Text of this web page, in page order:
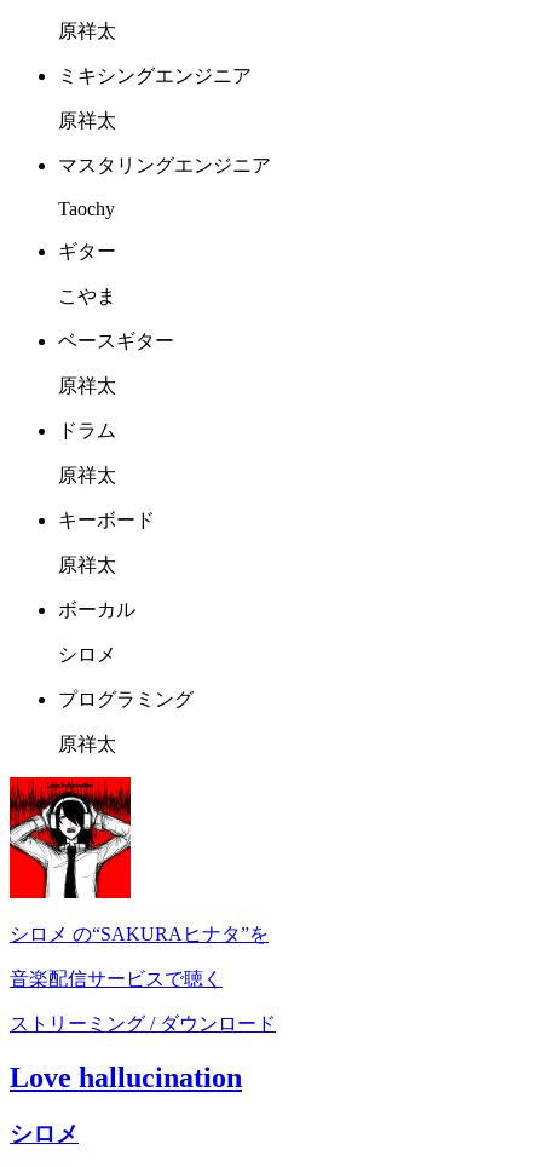
原祥太
ミキシングエンジニア
原祥太
マスタリングエンジニア
Taochy
ギター
こやま
ベースギター
原祥太
ドラム
原祥太
キーボード
原祥太
ボーカル
シロメ
プログラミング
原祥太
シロメ の“SAKURAヒナタ”を
音楽配信サービスで聴く
ストリーミング / ダウンロード
Love hallucination
シロメ